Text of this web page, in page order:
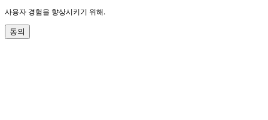
사용자 경험을 향상시키기 위해.
동의